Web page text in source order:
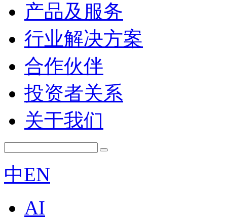
产品及服务
行业解决方案
合作伙伴
投资者关系
关于我们
中EN
AI